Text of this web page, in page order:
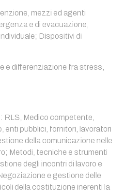
mezzi ed agenti
e di evacuazione;
Dispositivi di
e differenziazione fra stress,
RLS, Medico competente,
enti pubblici, fornitori, lavoratori
della comunicazione nelle
Metodi, tecniche e strumenti
degli incontri di lavoro e
e gestione delle
della costituzione inerenti la